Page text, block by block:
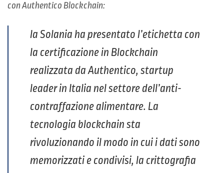
con Authentico Blockchain:
la Solania ha presentato l’etichetta con
la certificazione in Blockchain
realizzata da Authentico, startup
leader in Italia nel settore dell’anti-
contraffazione alimentare. La
tecnologia blockchain sta
rivoluzionando il modo in cui i dati sono
memorizzati e condivisi, la crittografia